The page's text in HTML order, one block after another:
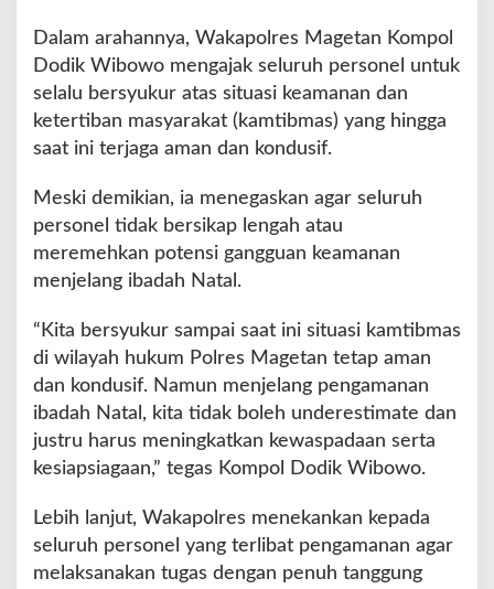
e
r
s
o
i
G
a
b
n
a
n
D
s
i
a
a
a
n
Dalam arahannya, Wakapolres Magetan Kompol
Dodik Wibowo mengajak seluruh personel untuk
selalu bersyukur atas situasi keamanan dan
ketertiban masyarakat (kamtibmas) yang hingga
saat ini terjaga aman dan kondusif.
Meski demikian, ia menegaskan agar seluruh
personel tidak bersikap lengah atau
meremehkan potensi gangguan keamanan
menjelang ibadah Natal.
“Kita bersyukur sampai saat ini situasi kamtibmas
di wilayah hukum Polres Magetan tetap aman
dan kondusif. Namun menjelang pengamanan
ibadah Natal, kita tidak boleh underestimate dan
justru harus meningkatkan kewaspadaan serta
kesiapsiagaan,” tegas Kompol Dodik Wibowo.
Lebih lanjut, Wakapolres menekankan kepada
seluruh personel yang terlibat pengamanan agar
melaksanakan tugas dengan penuh tanggung